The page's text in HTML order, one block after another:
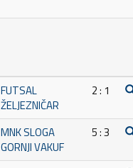
FUTSAL
ŽELJEZNIČAR
2 : 1
MNK SLOGA
GORNJI VAKUF
5 : 3